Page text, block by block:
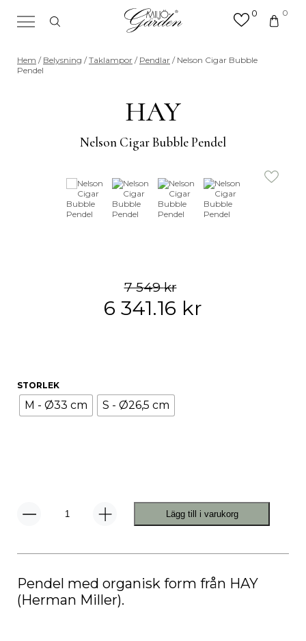
0 0
Sök efter valfri produkt eller
kategori
Hem / Belysning /Taklampor / Pendlar / Nelson Cigar Bubble
Pendel
HAY
Nelson Cigar Bubble Pendel
7 549kr
6 341.16 kr
STORLEK
M - Ø33 cm S - Ø26,5 cm
Nelson
Lägg till i varukorg
Pendel med organisk form från HAY
(Herman Miller).